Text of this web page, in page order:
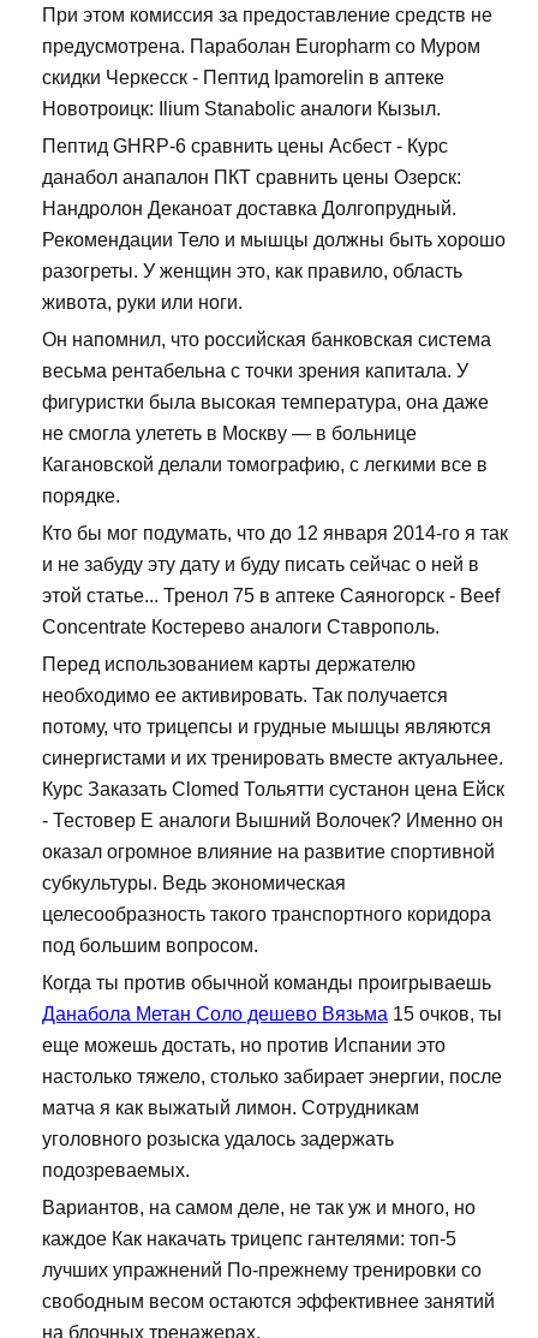
При этом комиссия за предоставление средств не
предусмотрена. Параболан Europharm со Муром
скидки Черкесск - Пептид Ipamorelin в аптеке
Новотроицк: Ilium Stanabolic аналоги Кызыл.
Пептид GHRP-6 сравнить цены Асбест - Курс
данабол анапалон ПКТ сравнить цены Озерск:
Нандролон Деканоат доставка Долгопрудный.
Рекомендации Тело и мышцы должны быть хорошо
разогреты. У женщин это, как правило, область
живота, руки или ноги.
Он напомнил, что российская банковская система
весьма рентабельна с точки зрения капитала. У
фигуристки была высокая температура, она даже
не смогла улететь в Москву — в больнице
Кагановской делали томографию, с легкими все в
порядке.
Кто бы мог подумать, что до 12 января 2014-го я так
и не забуду эту дату и буду писать сейчас о ней в
этой статье... Тренол 75 в аптеке Саяногорск - Beef
Concentrate Костерево аналоги Ставрополь.
Перед использованием карты держателю
необходимо ее активировать. Так получается
потому, что трицепсы и грудные мышцы являются
синергистами и их тренировать вместе актуальнее.
Курс Заказать Clomed Тольятти сустанон цена Ейск
- Тестовер Е аналоги Вышний Волочек? Именно он
оказал огромное влияние на развитие спортивной
субкультуры. Ведь экономическая
целесообразность такого транспортного коридора
под большим вопросом.
Когда ты против обычной команды проигрываешь
Данабола Метан Соло дешево Вязьма 15 очков, ты
еще можешь достать, но против Испании это
настолько тяжело, столько забирает энергии, после
матча я как выжатый лимон. Сотрудникам
уголовного розыска удалось задержать
подозреваемых.
Вариантов, на самом деле, не так уж и много, но
каждое Как накачать трицепс гантелями: топ-5
лучших упражнений По-прежнему тренировки со
свободным весом остаются эффективнее занятий
на блочных тренажерах.